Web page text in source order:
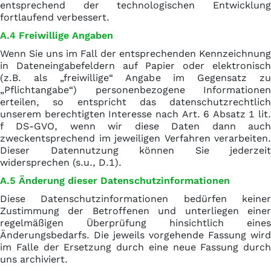
entsprechend der technologischen Entwicklung
fortlaufend verbessert.
A.4 Freiwillige Angaben
Wenn Sie uns im Fall der entsprechenden Kennzeichnung
in Dateneingabefeldern auf Papier oder elektronisch
(z.B. als „freiwillige“ Angabe im Gegensatz zu
„Pflichtangabe“) personenbezogene Informationen
erteilen, so entspricht das datenschutzrechtlich
unserem berechtigten Interesse nach Art. 6 Absatz 1 lit.
f DS-GVO, wenn wir diese Daten dann auch
zweckentsprechend im jeweiligen Verfahren verarbeiten.
Dieser Datennutzung können Sie jederzeit
widersprechen (s.u., D.1).
A.5 Änderung dieser Datenschutzinformationen
Diese Datenschutzinformationen bedürfen keiner
Zustimmung der Betroffenen und unterliegen einer
regelmäßigen Überprüfung hinsichtlich eines
Änderungsbedarfs. Die jeweils vorgehende Fassung wird
im Falle der Ersetzung durch eine neue Fassung durch
uns archiviert.